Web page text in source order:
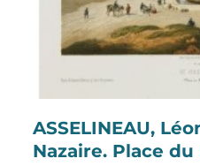
ASSELINEAU,
Nazaire. Place du